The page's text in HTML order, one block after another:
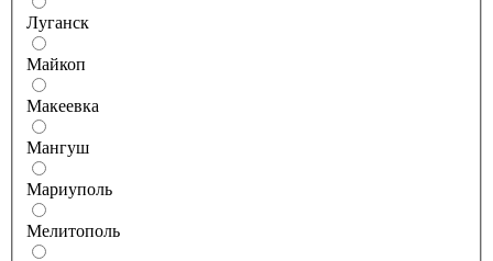
Луганск
Майкоп
Макеевка
Мангуш
Мариуполь
Мелитополь